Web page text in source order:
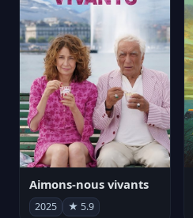
Aimons-nous vivants
2025 ★ 5.9